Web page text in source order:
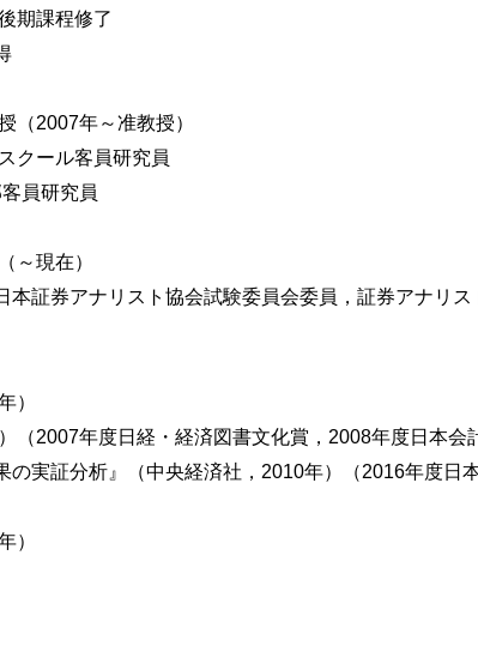
株価動向
期課程修了
2007年～准教授）
クール客員研究員
員研究員
～現在）
証券アナリスト協会試験委員会委員，証券アナリ
）
（2007年度日経・経済図書文化賞，2008年度日本会
実証分析』（中央経済社，2010年）（2016年度日
）